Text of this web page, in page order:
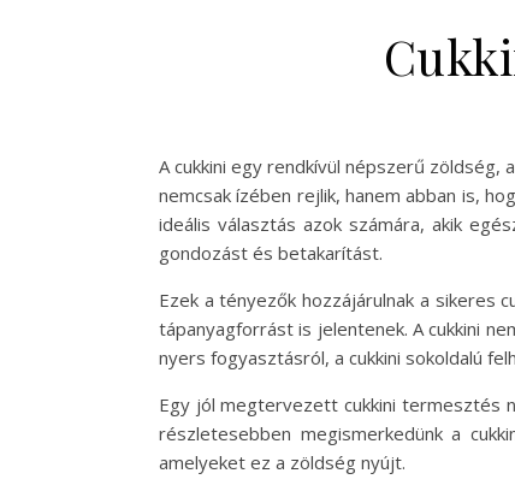
A cukkini egy rendkívül népszerű zöldség,
nemcsak ízében rejlik, hanem abban is,
ideális választás azok számára, akik
gondozást és betakarítást.
Ezek a tényezők hozzájárulnak a sikeres
tápanyagforrást is jelentenek. A cukkini
nyers fogyasztásról, a cukkini sokoldalú
Egy jól megtervezett cukkini termesztés
részletesebben megismerkedünk a
amelyeket ez a zöldség nyújt.